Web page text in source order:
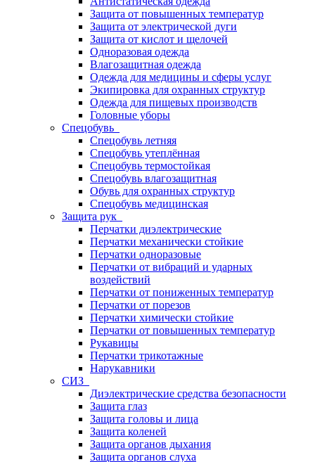
Защита от повышенных температур
Защита от электрической дуги
Защита от кислот и щелочей
Одноразовая одежда
Влагозащитная одежда
Одежда для медицины и сферы услуг
Экипировка для охранных структур
Одежда для пищевых производств
Головные уборы
Спецобувь
Спецобувь летняя
Спецобувь утеплённая
Спецобувь термостойкая
Спецобувь влагозащитная
Обувь для охранных структур
Спецобувь медицинская
Защита рук
Перчатки диэлектрические
Перчатки механически стойкие
Перчатки одноразовые
Перчатки от вибраций и ударных
воздействий
Перчатки от пониженных температур
Перчатки от порезов
Перчатки химически стойкие
Перчатки от повышенных температур
Рукавицы
Перчатки трикотажные
Нарукавники
СИЗ
Диэлектрические средства безопасности
Защита глаз
Защита головы и лица
Защита коленей
Защита органов дыхания
Защита органов слуха